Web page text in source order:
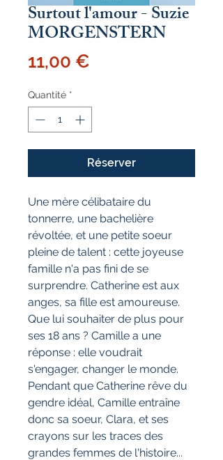
Surtout l'amour - Suzie
MORGENSTERN
11,00 €
Quantité *
Réserver
Une mère célibataire du
tonnerre, une bachelière
révoltée, et une petite soeur
pleine de talent : cette joyeuse
famille n'a pas fini de se
surprendre. Catherine est aux
anges, sa fille est amoureuse.
Que lui souhaiter de plus pour
ses 18 ans ? Camille a une
réponse : elle voudrait
s'engager, changer le monde.
Pendant que Catherine rêve du
gendre idéal, Camille entraîne
donc sa soeur, Clara, et ses
crayons sur les traces des
grandes femmes de l'histoire...